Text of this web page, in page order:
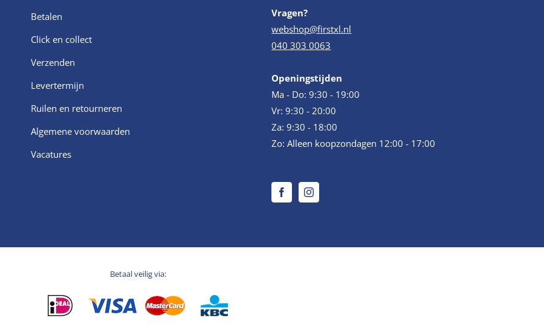
Betalen
Click en collect
Verzenden
Levertermijn
Ruilen en retourneren
Algemene voorwaarden
Vacatures
Vragen?
webshop@firstxl.nl
040 303 0063
Openingstijden
Ma - Do: 9:30 - 19:00
Vr: 9:30 - 20:00
Za: 9:30 - 18:00
Zo: Alleen koopzondagen 12:00 - 17:00
Betaal veilig via: